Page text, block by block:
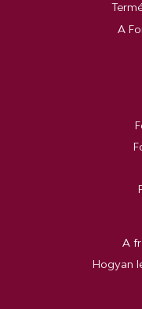
A
A
Hogyan